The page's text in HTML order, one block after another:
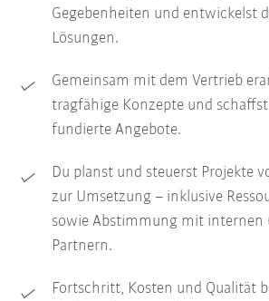
Gegebenheiten und entwickelst
Lösungen.
Gemeinsam mit dem Vertrieb
tragfähige Konzepte und
fundierte Angebote.
Du planst und steuerst Projekte
zur Umsetzung – inklusive
sowie Abstimmung mit internen
Partnern.
Fortschritt, Kosten und Qualität